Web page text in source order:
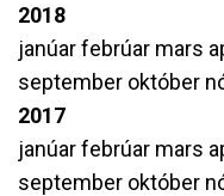
2018
janúarfebrúar mars
september október
2017
janúarfebrúar mars
september október